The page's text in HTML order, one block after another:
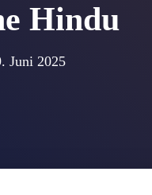
Hindu
Juni 2025